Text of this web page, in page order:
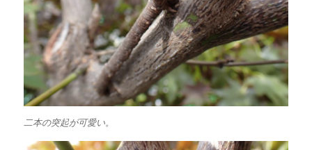
二本の突起が可愛い。